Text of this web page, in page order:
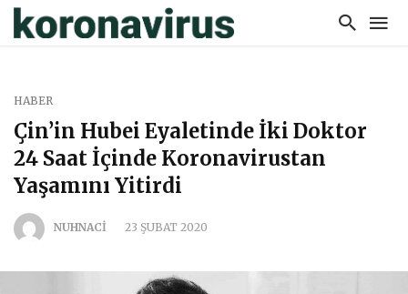
HABER
Çin’in Hubei Eyaletinde İki Doktor
24 Saat İçinde Koronavirustan
Yaşamını Yitirdi
NUHNACI 23 ŞUBAT 2020